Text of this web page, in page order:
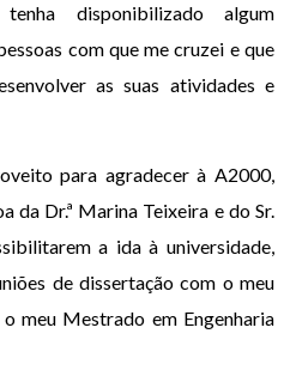
disponibilizado algum
com que me cruzei e que
as suas atividades e
para agradecer à A2000,
da Dr.ª Marina Teixeira e do Sr.
a ida à universidade,
de dissertação com o meu
meu Mestrado em Engenharia